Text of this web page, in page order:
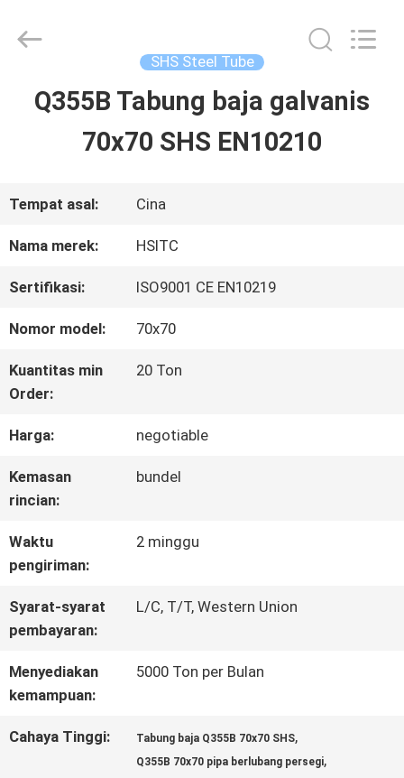
RUMAH
TENTANG
KAMI
TUR
PABRIK
KONTROL
KUALITAS
HUBUNGI
KAMI
BERITA
MINTA
International
Trade
Reserved.
SHS Steel Tube
Q355B Tabung baja galvanis
70x70 SHS EN10210
Tempat asal: Cina
Nama merek: HSITC
Sertifikasi: ISO9001 CE EN10219
Nomor model: 70x70
Kuantitas min
Order:
20 Ton
Harga: negotiable
Kemasan
rincian:
bundel
Waktu
pengiriman:
2 minggu
Syarat-syarat
pembayaran:
L/C, T/T, Western Union
Menyediakan
kemampuan:
5000 Ton per Bulan
Cahaya Tinggi: Tabung baja Q355B 70x70 SHS,
Q355B 70x70 pipa berlubang persegi,